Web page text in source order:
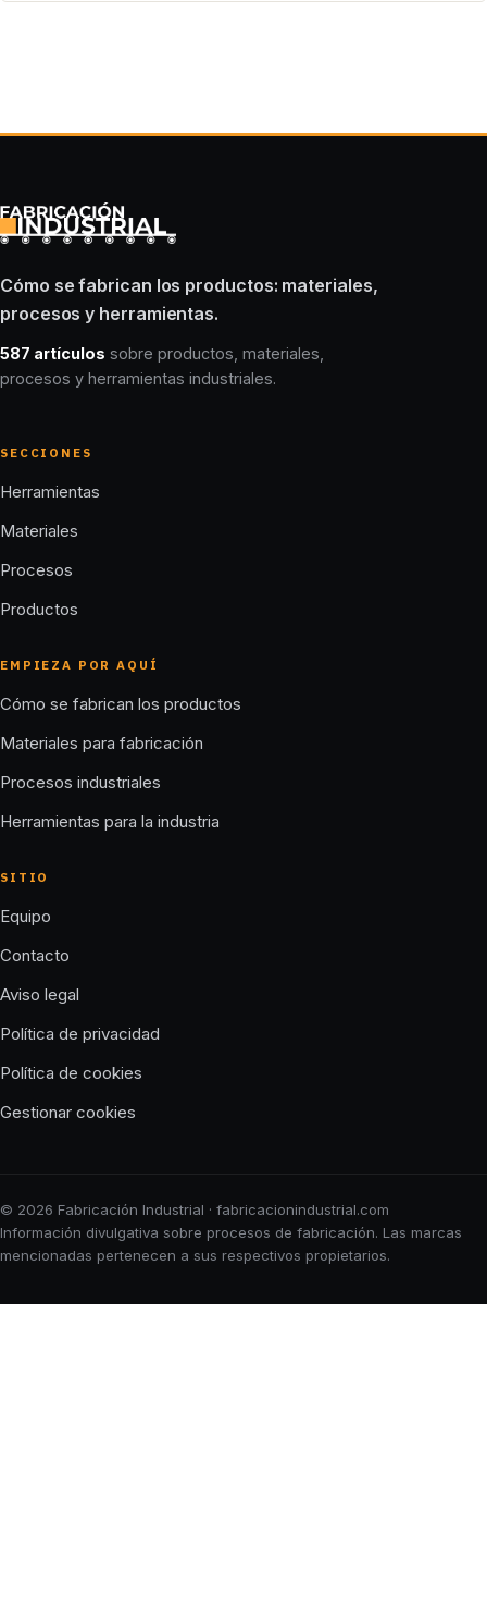
Cómo se fabrican los productos: materiales,
procesos y herramientas.
587 artículos sobre productos, materiales,
procesos y herramientas industriales.
SECCIONES
Herramientas
Materiales
Procesos
Productos
EMPIEZA POR AQUÍ
Cómo se fabrican los productos
Materiales para fabricación
Procesos industriales
Herramientas para la industria
SITIO
Equipo
Contacto
Aviso legal
Política de privacidad
Política de cookies
Gestionar cookies
© 2026 Fabricación Industrial · fabricacionindustrial.com
Información divulgativa sobre procesos de fabricación. Las marcas
mencionadas pertenecen a sus respectivos propietarios.